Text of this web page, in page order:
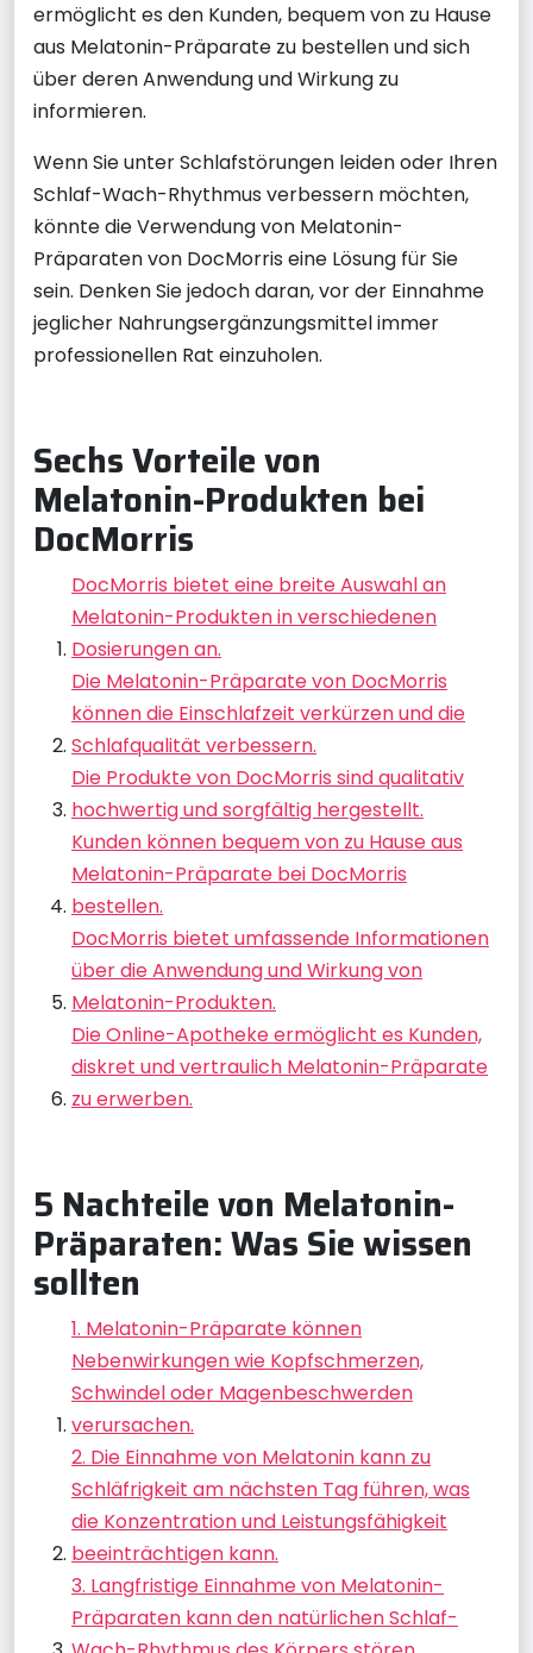
ermöglicht es den Kunden, bequem von zu Hause
aus Melatonin-Präparate zu bestellen und sich
über deren Anwendung und Wirkung zu
informieren.
Wenn Sie unter Schlafstörungen leiden oder Ihren
Schlaf-Wach-Rhythmus verbessern möchten,
könnte die Verwendung von Melatonin-
Präparaten von DocMorris eine Lösung für Sie
sein. Denken Sie jedoch daran, vor der Einnahme
jeglicher Nahrungsergänzungsmittel immer
professionellen Rat einzuholen.
Sechs Vorteile von
Melatonin-Produkten bei
DocMorris
DocMorris bietet eine breite Auswahl an
Melatonin-Produkten in verschiedenen
Dosierungen an.
Die Melatonin-Präparate von DocMorris
können die Einschlafzeit verkürzen und die
Schlafqualität verbessern.
Die Produkte von DocMorris sind qualitativ
hochwertig und sorgfältig hergestellt.
Kunden können bequem von zu Hause aus
Melatonin-Präparate bei DocMorris
bestellen.
DocMorris bietet umfassende Informationen
über die Anwendung und Wirkung von
Melatonin-Produkten.
Die Online-Apotheke ermöglicht es Kunden,
diskret und vertraulich Melatonin-Präparate
zu erwerben.
5 Nachteile von Melatonin-
Präparaten: Was Sie wissen
sollten
1. Melatonin-Präparate können
Nebenwirkungen wie Kopfschmerzen,
Schwindel oder Magenbeschwerden
verursachen.
2. Die Einnahme von Melatonin kann zu
Schläfrigkeit am nächsten Tag führen, was
die Konzentration und Leistungsfähigkeit
beeinträchtigen kann.
3. Langfristige Einnahme von Melatonin-
Präparaten kann den natürlichen Schlaf-